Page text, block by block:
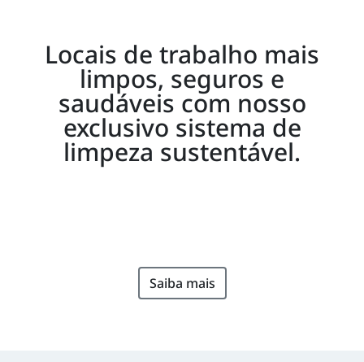
Locais de trabalho mais
limpos, seguros e
saudáveis com nosso
exclusivo sistema de
limpeza sustentável.
Saiba mais